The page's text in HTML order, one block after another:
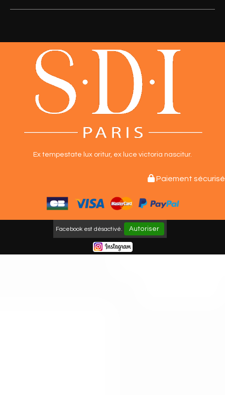
Ex tempestate lux oritur, ex luce victoria nascitur.
Paiement sécurisé
Facebook est désactivé. Autoriser